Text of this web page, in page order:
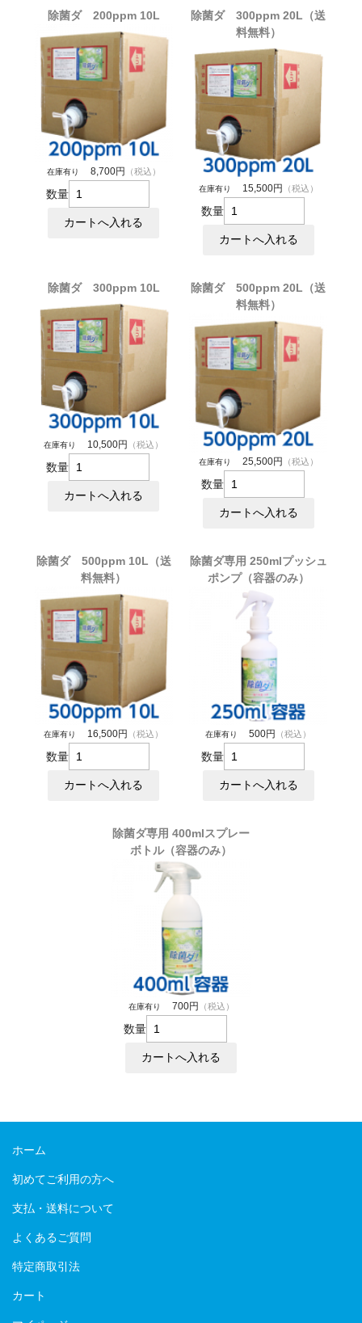
除菌ダ 200ppm 10L
在庫有り 8,700円 （税込）
数量
除菌ダ 300ppm 20L（送
料無料）
在庫有り 15,500円 （税込）
数量
除菌ダ 300ppm 10L
在庫有り 10,500円 （税込）
数量
除菌ダ 500ppm 20L（送
料無料）
在庫有り 25,500円 （税込）
数量
除菌ダ 500ppm 10L（送
料無料）
在庫有り 16,500円 （税込）
数量
除菌ダ専用 250mlプッシュ
ポンプ（容器のみ）
在庫有り 500円 （税込）
数量
除菌ダ専用 400mlスプレー
ボトル（容器のみ）
在庫有り 700円 （税込）
数量
ホーム
初めてご利用の方へ
支払・送料について
よくあるご質問
特定商取引法
カート